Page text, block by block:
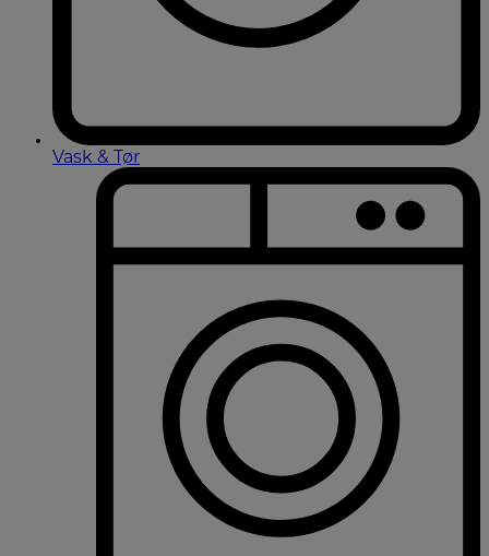
Vask & Tør